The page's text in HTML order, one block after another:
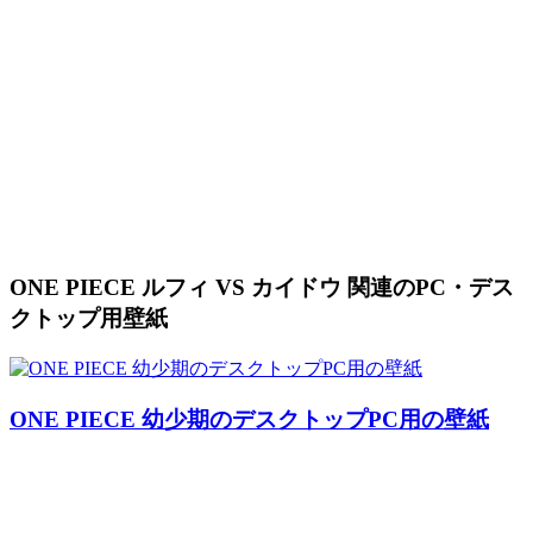
ONE PIECE ルフィ VS カイドウ 関連のPC・デス
クトップ用壁紙
ONE PIECE 幼少期のデスクトップPC用の壁紙